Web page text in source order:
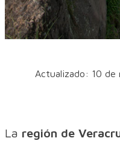
Actualizado: 10 de
La región de